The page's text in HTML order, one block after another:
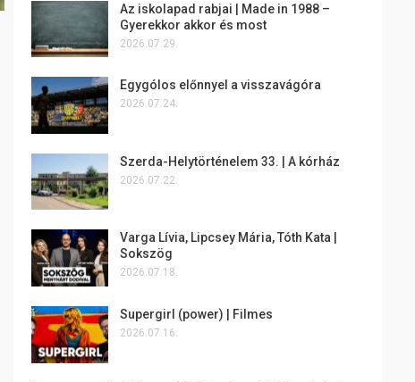
Az iskolapad rabjai | Made in 1988 –
Gyerekkor akkor és most
2026.07.29.
Egygólos előnnyel a visszavágóra
2026.07.24.
Szerda-Helytörténelem 33. | A kórház
2026.07.22.
Varga Lívia, Lipcsey Mária, Tóth Kata |
Sokszög
2026.07.18.
Supergirl (power) | Filmes
2026.07.16.